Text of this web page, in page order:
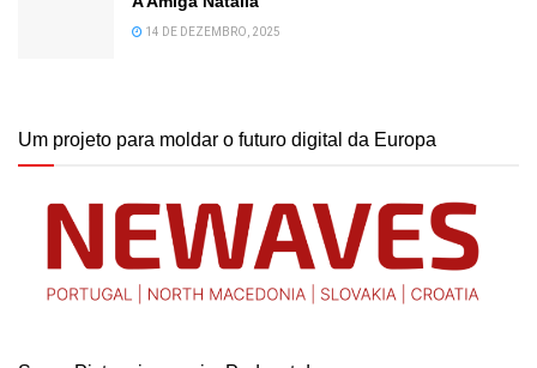
14 DE DEZEMBRO, 2025
Um projeto para moldar o futuro digital da Europa